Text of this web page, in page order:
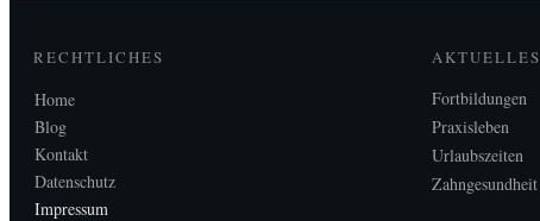
RECHTLICHES
Home
Blog
Kontakt
Datenschutz
Impressum
AKTUELLES
Fortbildungen
Praxisleben
Urlaubszeiten
Zahngesundheit